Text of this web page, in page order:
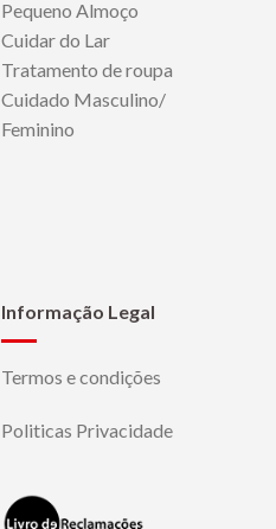
Pequeno Almoço
Cuidar do Lar
Tratamento de roupa
Cuidado Masculino/
Feminino
Informação Legal
Termos e condições
Politicas Privacidade